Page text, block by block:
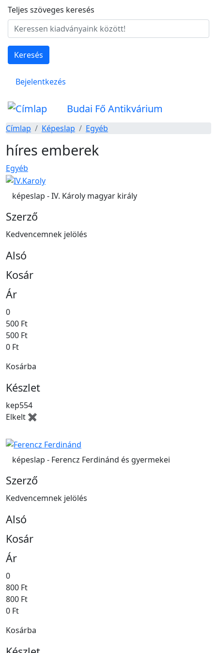
Ugrás a tartalomra
Teljes szöveges keresés
Keresés
Felhasználói fiók menüje
Bejelentkezés
Budai Fő Antikvárium
Címlap Képeslap Egyéb
híres emberek
Egyéb
képeslap - IV. Károly magyar király
Szerző
Kedvencemnek jelölés
Alsó
Kosár
Ár
0
500 Ft
500 Ft
0 Ft
Kosárba
Készlet
kep554
Elkelt ✖
képeslap - Ferencz Ferdinánd és gyermekei
Szerző
Kedvencemnek jelölés
Alsó
Kosár
Ár
0
800 Ft
800 Ft
0 Ft
Kosárba